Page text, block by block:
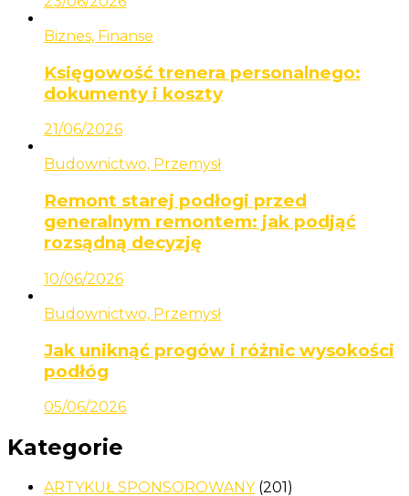
Biznes, Finanse
Księgowość trenera personalnego:
dokumenty i koszty
21/06/2026
Budownictwo, Przemysł
Remont starej podłogi przed
generalnym remontem: jak podjąć
rozsądną decyzję
10/06/2026
Budownictwo, Przemysł
Jak uniknąć progów i różnic wysokości
podłóg
05/06/2026
Kategorie
ARTYKUŁ SPONSOROWANY(201)